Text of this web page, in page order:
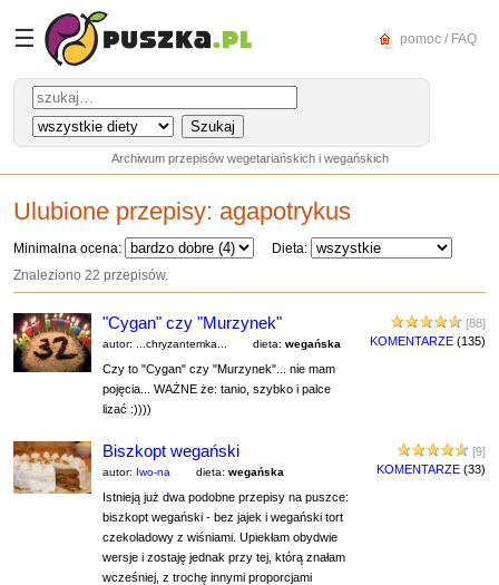
☰ pomoc / FAQ
Archiwum przepisów wegetariańskich i wegańskich
Ulubione przepisy: agapotrykus
Minimalna ocena:
Dieta:
Znaleziono 22 przepisów.
[88]
KOMENTARZE (135)
"Cygan" czy "Murzynek"
autor: ...chryzantemka... dieta: wegańska
Czy to "Cygan" czy "Murzynek"... nie mam
pojęcia... WAŻNE że: tanio, szybko i palce
lizać :))))
[9]
KOMENTARZE (33)
Biszkopt wegański
autor: Iwo-na dieta: wegańska
Istnieją już dwa podobne przepisy na puszce:
biszkopt wegański - bez jajek i wegański tort
czekoladowy z wiśniami. Upiekłam obydwie
wersje i zostaję jednak przy tej, którą znałam
wcześniej, z trochę innymi proporcjami